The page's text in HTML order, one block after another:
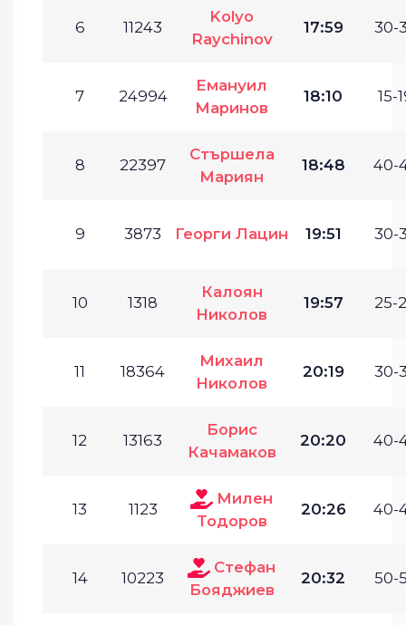
6 11243
Kolyo
Raychinov
17:59 30-
7 24994
Емануил
Маринов
18:10 15-
8 22397
Стършела
Мариян
18:48 40-
9 3873 Георги Лацин 19:51 30-
10 1318
Калоян
Николов
19:57 25-
11 18364
Михаил
Николов
20:19 30-
12 13163
Борис
Качамаков
20:20 40-
13 1123
Милен
Тодоров
20:26 40-
14 10223
Стефан
Бояджиев
20:32 50-